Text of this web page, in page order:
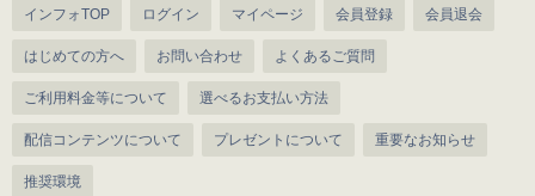
インフォTOP ログイン マイページ 会員登録 会員退会
はじめての方へ お問い合わせ よくあるご質問
ご利用料金等について 選べるお支払い方法
配信コンテンツについて プレゼントについて 重要なお知らせ
推奨環境